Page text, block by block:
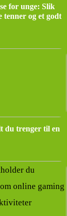
for unge: Slik
og et godt
du trenger til en